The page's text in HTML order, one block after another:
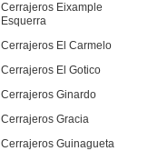
Cerrajeros Eixample
Esquerra
Cerrajeros El Carmelo
Cerrajeros El Gotico
Cerrajeros Ginardo
Cerrajeros Gracia
Cerrajeros Guinagueta